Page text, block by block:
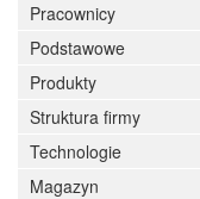
Pracownicy
Podstawowe
Produkty
Struktura firmy
Technologie
Magazyn